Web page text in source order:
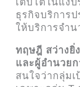
เติบโตในแง่
ธุรกิจบริการ
ให้บริการจำน
ทฤษฎี สว่างยิ่
และผู้อำนวยก
สนใจว่ากลุ่ม